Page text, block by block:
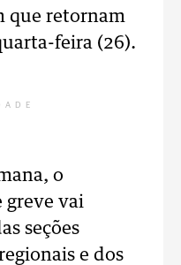
que retornam
feira (26).
o
greve vai
seções
e dos